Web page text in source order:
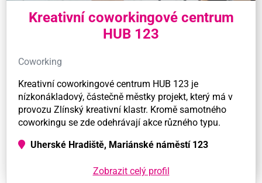
Kreativní coworkingové centrum
HUB 123
Coworking
Kreativní coworkingové centrum HUB 123 je
nízkonákladový, částečně městky projekt, který má v
provozu Zlínský kreativní klastr. Kromě samotného
coworkingu se zde odehrávají akce různého typu.
Uherské Hradiště, Mariánské náměstí 123
Zobrazit celý profil